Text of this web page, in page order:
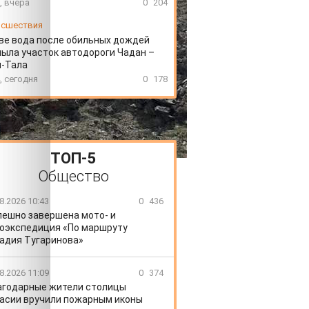
вчера 0 204
вода после обильных дождей
участок автодороги Чадан –
Тала
сегодня 0 178
ТОП-5
Общество
10:43 0 436
завершена мото- и
«По маршруту
Тугаринова»
11:09 0 374
жители столицы
вручили пожарным иконы